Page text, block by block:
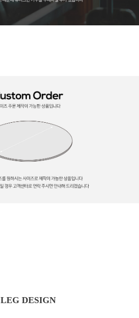
LEG DESIGN